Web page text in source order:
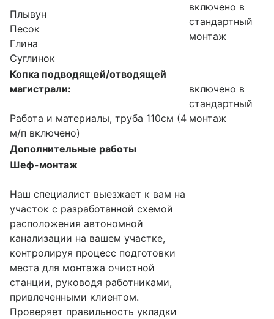
Плывун
Песок
Глина
Суглинок
включено в
стандартный
монтаж
Копка подводящей/отводящей
магистрали:
Работа и материалы, труба 110см (4
м/п включено)
включено в
стандартный
монтаж
Дополнительные работы
Шеф-монтаж
Наш специалист выезжает к вам на
участок с разработанной схемой
расположения автономной
канализации на вашем участке,
контролируя процесс подготовки
места для монтажа очистной
станции, руководя работниками,
привлеченными клиентом.
Проверяет правильность укладки